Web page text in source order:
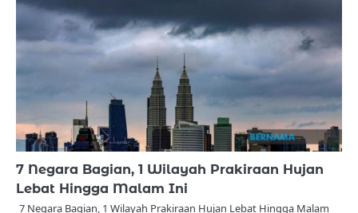
7 Negara Bagian, 1 Wilayah Prakiraan Hujan
Lebat Hingga Malam Ini
7 Negara Bagian, 1 Wilayah Prakiraan Hujan Lebat Hingga Malam